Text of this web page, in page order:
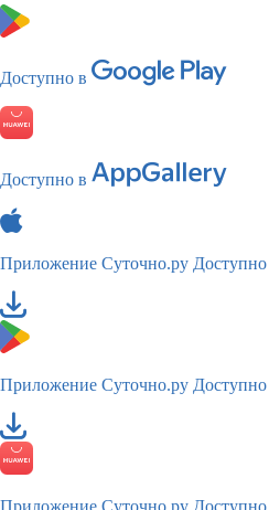
Доступно в
Доступно в
Приложение Суточно.ру
Приложение Суточно.ру
Приложение Суточно.ру